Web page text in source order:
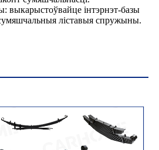
выкарыстоўвайце інтэрнэт-базы
ліставыя спружыны.